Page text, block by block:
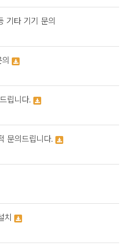
기타 기기 문의
의
립니다.
문의드립니다.
치